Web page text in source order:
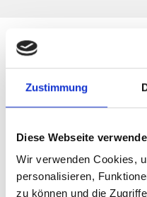
Zustimmung
Diese Webseite
Wir verwenden Cookies,
personalisieren,
zu können und die